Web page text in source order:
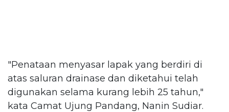
"Penataan menyasar lapak yang berdiri di
atas saluran drainase dan diketahui telah
digunakan selama kurang lebih 25 tahun,"
kata Camat Ujung Pandang, Nanin Sudiar.